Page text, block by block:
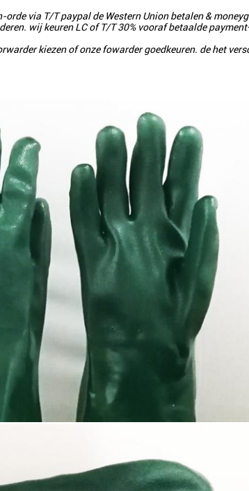
orde via T/T paypal de Western Union betalen &
wij keuren LC of T/T 30% vooraf betaalde
kiezen of onze fowarder goedkeuren. de het